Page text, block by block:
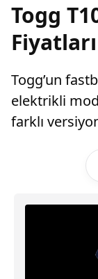
Togg
Fiyatları
Togg’un
elektrikli
farklı